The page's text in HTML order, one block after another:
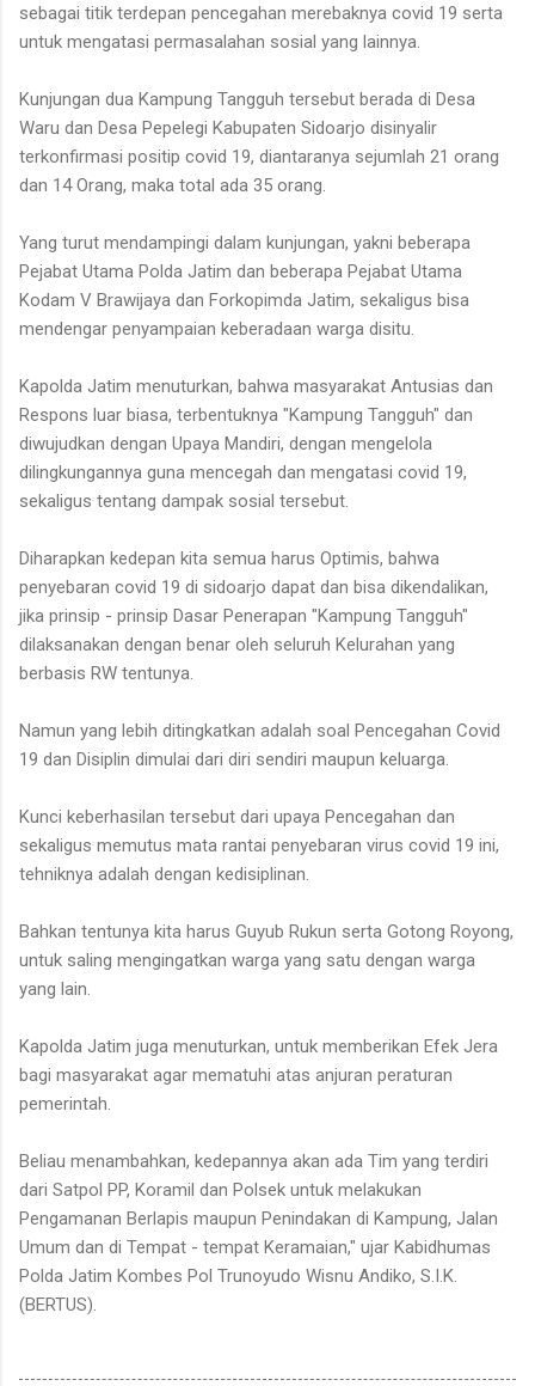
sebagai titik terdepan pencegahan merebaknya covid 19 serta
untuk mengatasi permasalahan sosial yang lainnya.
Kunjungan dua Kampung Tangguh tersebut berada di Desa
Waru dan Desa Pepelegi Kabupaten Sidoarjo disinyalir
terkonfirmasi positip covid 19, diantaranya sejumlah 21 orang
dan 14 Orang, maka total ada 35 orang.
Yang turut mendampingi dalam kunjungan, yakni beberapa
Pejabat Utama Polda Jatim dan beberapa Pejabat Utama
Kodam V Brawijaya dan Forkopimda Jatim, sekaligus bisa
mendengar penyampaian keberadaan warga disitu.
Kapolda Jatim menuturkan, bahwa masyarakat Antusias dan
Respons luar biasa, terbentuknya "Kampung Tangguh" dan
diwujudkan dengan Upaya Mandiri, dengan mengelola
dilingkungannya guna mencegah dan mengatasi covid 19,
sekaligus tentang dampak sosial tersebut.
Diharapkan kedepan kita semua harus Optimis, bahwa
penyebaran covid 19 di sidoarjo dapat dan bisa dikendalikan,
jika prinsip - prinsip Dasar Penerapan "Kampung Tangguh"
dilaksanakan dengan benar oleh seluruh Kelurahan yang
berbasis RW tentunya.
Namun yang lebih ditingkatkan adalah soal Pencegahan Covid
19 dan Disiplin dimulai dari diri sendiri maupun keluarga.
Kunci keberhasilan tersebut dari upaya Pencegahan dan
sekaligus memutus mata rantai penyebaran virus covid 19 ini,
tehniknya adalah dengan kedisiplinan.
Bahkan tentunya kita harus Guyub Rukun serta Gotong Royong,
untuk saling mengingatkan warga yang satu dengan warga
yang lain.
Kapolda Jatim juga menuturkan, untuk memberikan Efek Jera
bagi masyarakat agar mematuhi atas anjuran peraturan
pemerintah.
Beliau menambahkan, kedepannya akan ada Tim yang terdiri
dari Satpol PP, Koramil dan Polsek untuk melakukan
Pengamanan Berlapis maupun Penindakan di Kampung, Jalan
Umum dan di Tempat - tempat Keramaian," ujar Kabidhumas
Polda Jatim Kombes Pol Trunoyudo Wisnu Andiko, S.I.K.
(BERTUS).